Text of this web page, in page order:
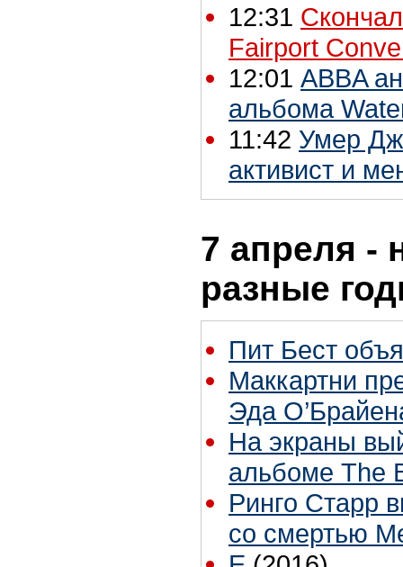
12:31
Fairport
12:01 ABBA
альбома
11:42 Умер
активист и
7 апреля -
разные
Пит Бест
Маккартни
Эда
На экраны
альбоме The
Ринго Старр
со смертью